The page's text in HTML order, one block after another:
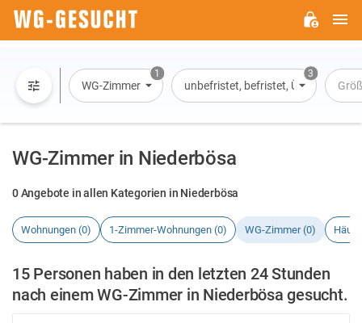
1
WG-Zimmer
3
unbefristet, befristet, Übernachtung
WG-Zimmer in Niederbösa
0 Angebote in allen Kategorien in Niederbösa
Wohnungen (0) 1-Zimmer-Wohnungen (0) WG-Zimmer (0)
15 Personen haben in den letzten 24 Stunden
nach einem WG-Zimmer in Niederbösa gesucht.